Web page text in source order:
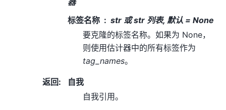
器
标签名称
str 或 str 列表, 默认 = None
要克隆的标签名称。如果为 None，
则使用估计器中的所有标签作为
tag_names。
返回:
自我
自我引用。